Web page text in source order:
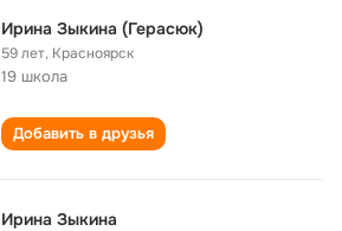
Ирина Зыкина (Герасюк)
59 лет, Красноярск
19 школа
Добавить в друзья
Ирина Зыкина